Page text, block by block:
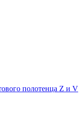
полотенца Z и V